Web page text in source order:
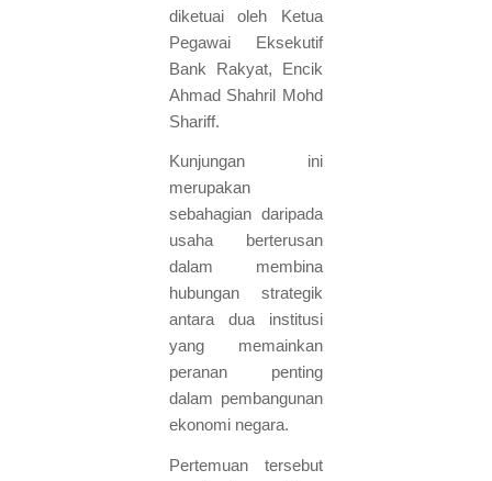
diketuai oleh Ketua
Pegawai Eksekutif
Bank Rakyat, Encik
Ahmad Shahril Mohd
Shariff.
Kunjungan ini
merupakan
sebahagian daripada
usaha berterusan
dalam membina
hubungan strategik
antara dua institusi
yang memainkan
peranan penting
dalam pembangunan
ekonomi negara.
Pertemuan tersebut